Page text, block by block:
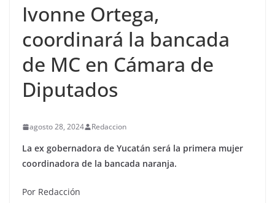
Ivonne Ortega,
coordinará la bancada
de MC en Cámara de
Diputados
agosto 28, 2024 Redaccion
La ex gobernadora de Yucatán será la primera mujer
coordinadora de la bancada naranja.
Por Redacción